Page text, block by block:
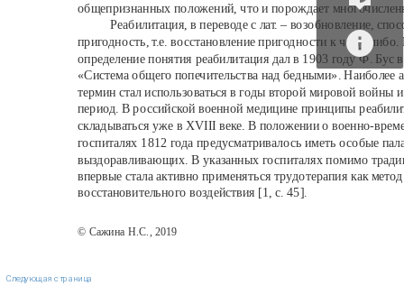
общепризнанных положений, что и порождает
Реабилитация, в переводе с лат. – возобновление,
пригодность, т.е. восстановление пригодности к чему-либо.
определение понятия реабилитация дал в 1903 году Ф. Бус
«Система общего попечительства над бедными». Наиболее
термин стал использоваться в годы второй мировой войны
период. В российской военной медицине принципы
складываться уже в XVIII веке. В положении о военно-
госпиталях 1812 года предусматривалось иметь особые
выздоравливающих. В указанных госпиталях помимо
впервые стала активно применяться трудотерапия как
восстановительного воздействия [1, с. 45].
© Сажина Н.С., 2019
Следующая страница